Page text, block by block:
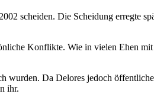
scheiden. Die Scheidung erregte
Konflikte. Wie in vielen Ehen
wurden. Da Delores jedoch
ihr.